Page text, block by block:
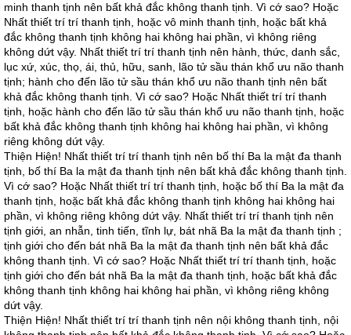
minh thanh tịnh nên bất khả đắc không thanh tịnh. Vì cớ sao? Hoặc
Nhất thiết trí trí thanh tịnh, hoặc vô minh thanh tịnh, hoặc bất khả
đắc không thanh tịnh không hai không hai phần, vì không riêng
không dứt vậy. Nhất thiết trí trí thanh tịnh nên hành, thức, danh sắc,
lục xứ, xúc, thọ, ái, thủ, hữu, sanh, lão tử sầu thán khổ ưu não thanh
tịnh; hành cho đến lão tử sầu thán khổ ưu não thanh tịnh nên bất
khả đắc không thanh tịnh. Vì cớ sao? Hoặc Nhất thiết trí trí thanh
tịnh, hoặc hành cho đến lão tử sầu thán khổ ưu não thanh tịnh, hoặc
bất khả đắc không thanh tịnh không hai không hai phần, vì không
riêng không dứt vậy.
Thiện Hiện! Nhất thiết trí trí thanh tịnh nên bố thí Ba la mật đa thanh
tịnh, bố thí Ba la mật đa thanh tịnh nên bất khả đắc không thanh tịnh.
Vì cớ sao? Hoặc Nhất thiết trí trí thanh tịnh, hoặc bố thí Ba la mật đa
thanh tịnh, hoặc bất khả đắc không thanh tịnh không hai không hai
phần, vì không riêng không dứt vậy. Nhất thiết trí trí thanh tịnh nên
tịnh giới, an nhẫn, tinh tiến, tĩnh lự, bát nhã Ba la mật đa thanh tịnh ;
tịnh giới cho đến bát nhã Ba la mật đa thanh tịnh nên bất khả đắc
không thanh tịnh. Vì cớ sao? Hoặc Nhất thiết trí trí thanh tịnh, hoặc
tịnh giới cho đến bát nhã Ba la mật đa thanh tịnh, hoặc bất khả đắc
không thanh tịnh không hai không hai phần, vì không riêng không
dứt vậy.
Thiện Hiện! Nhất thiết trí trí thanh tịnh nên nội không thanh tịnh, nội